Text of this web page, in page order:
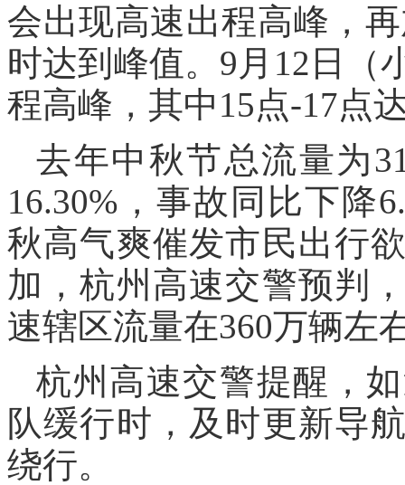
会出现高速出程高峰，
时达到峰值。9月12日（
程高峰，其中15点-17点
去年中秋节总流量为
16.30%，事故同比下降
秋高气爽催发市民出行
加，杭州高速交警预判
速辖区流量在360万辆左
杭州高速交警提醒，
队缓行时，及时更新导
绕行。